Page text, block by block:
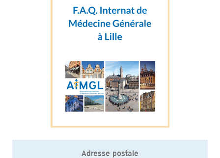
Adresse postale